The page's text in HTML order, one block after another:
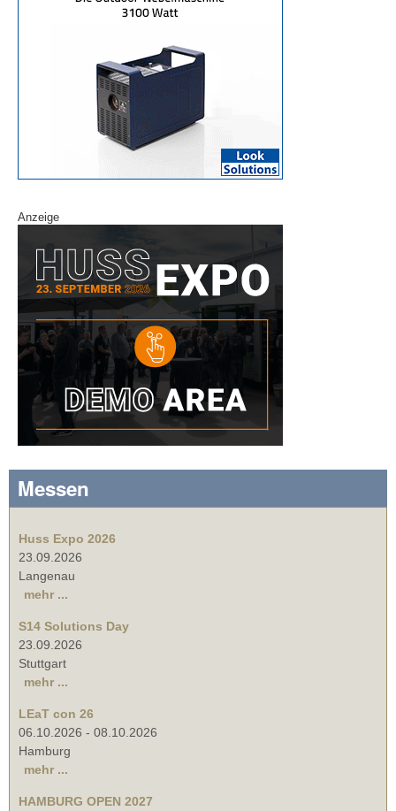
Anzeige
Messen
Huss Expo 2026
23.09.2026
Langenau
mehr ...
S14 Solutions Day
23.09.2026
Stuttgart
mehr ...
LEaT con 26
06.10.2026 - 08.10.2026
Hamburg
mehr ...
HAMBURG OPEN 2027